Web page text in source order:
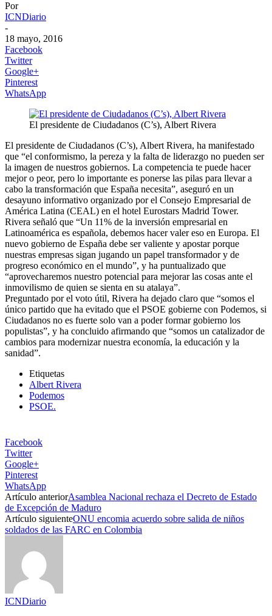
Por
ICNDiario
-
18 mayo, 2016
Facebook
Twitter
Google+
Pinterest
WhatsApp
El presidente de Ciudadanos (C’s), Albert Rivera
El presidente de Ciudadanos (C’s), Albert Rivera, ha manifestado
que “el conformismo, la pereza y la falta de liderazgo no pueden ser
la imagen de nuestros gobiernos. La competencia te puede hacer
mejor o peor, pero lo importante es ponerse las pilas para llevar a
cabo la transformación que España necesita”, aseguró en un
desayuno informativo organizado por el Consejo Empresarial de
América Latina (CEAL) en el hotel Eurostars Madrid Tower.
Rivera señaló que “Un 11% de la inversión empresarial en
Latinoamérica es española, debemos hacer valer eso en Europa. El
nuevo gobierno de España debe ser valiente y apostar porque
nuestras empresas sigan jugando un papel transformador y de
progreso económico en el mundo”, y ha puntualizado que
“aprovecharemos nuestro potencial para mejorar las cosas ante el
inmovilismo de quien se sienta en su atalaya”.
Preguntado por el voto útil, Rivera ha dejado claro que “somos el
único partido que ha evitado que el PSOE gobierne con Podemos, si
Ciudadanos no es fuerte solo van a poder formar gobierno los
populistas”, y ha concluido afirmando que “somos un catalizador de
cambios para modernizar nuestra economía, la educación y la
sanidad”.
Etiquetas
Albert Rivera
Podemos
PSOE.
Facebook
Twitter
Google+
Pinterest
WhatsApp
Artículo anteriorAsamblea Nacional rechaza el Decreto de Estado
de Excepción de Maduro
Artículo siguienteONU encomia acuerdo sobre salida de niños
soldados de las FARC en Colombia
ICNDiario